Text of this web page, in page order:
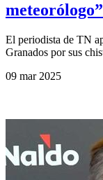
El periodista de TN
Granados por sus
09 mar 2025